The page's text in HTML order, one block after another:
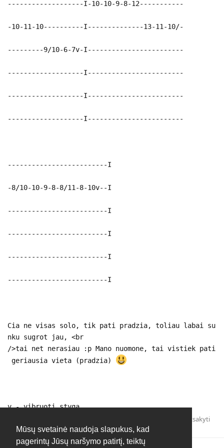
Mūsų svetainė naudoja slapukus, kad
pagerintų Jūsų naršymo patirtį, teiktų
-------------------I-10-10-9-8-12-----------
-10-11-10----------I--------------13-11-10/-
---------9/10-6-7v-I------------------------
-------------------I------------------------
-------------------I------------------------
-------------------I------------------------
-------------------------I
-8/10-10-9-8-8/11-8-10v--I
-------------------------I
-------------------------I
-------------------------I
-------------------------I
Cia ne visas solo, tik pati pradzia, toliau labai su
nku sugrot jau, <br
/>tai net nerasiau :p Mano nuomone, tai vistiek pati
geriausia vieta (pradzia)
v - vibruoti styga.
Atsakyti